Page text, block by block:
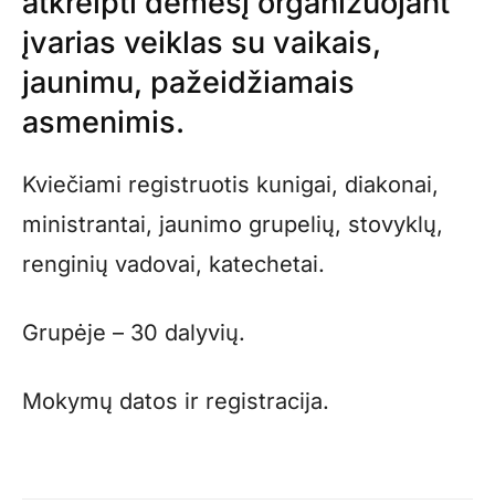
įvarias veiklas su vaikais,
jaunimu, pažeidžiamais
asmenimis.
Kviečiami registruotis kunigai, diakonai,
ministrantai, jaunimo grupelių, stovyklų,
renginių vadovai, katechetai.
Grupėje – 30 dalyvių.
Mokymų datos ir registracija.